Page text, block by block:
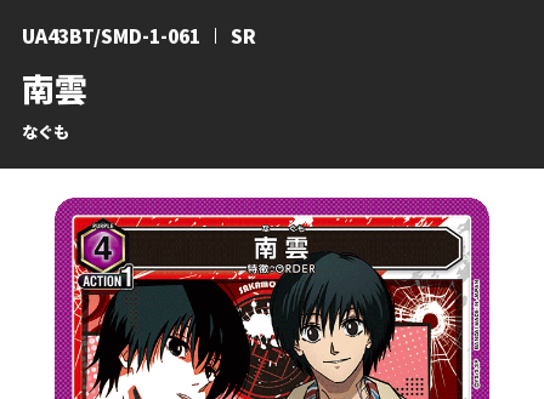
南雲
なぐも
UA43BT/SMD-1-061 SR